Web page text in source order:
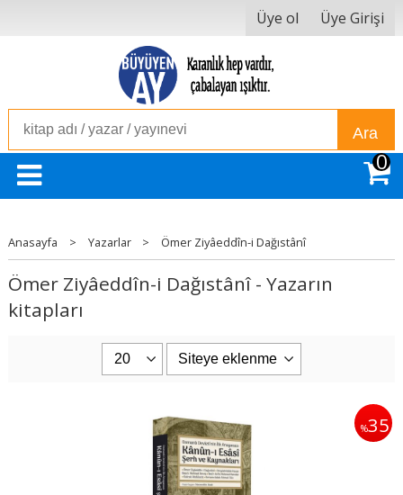
Üye ol Üye Girişi
Ara
0
Anasayfa > Yazarlar > Ömer Ziyâeddîn-i Dağıstânî
Ömer Ziyâeddîn-i Dağıstânî - Yazarın
kitapları
%35